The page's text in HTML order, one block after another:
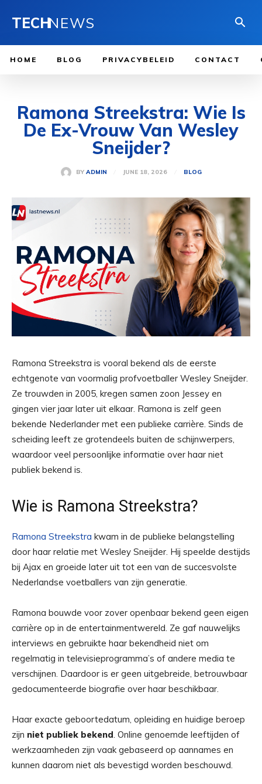
TECHNEWS
HOME BLOG PRIVACYBELEID CONTACT
Ramona Streekstra: Wie Is
De Ex-Vrouw Van Wesley
Sneijder?
BY ADMIN JUNE 18, 2026 BLOG
Ramona Streekstra is vooral bekend als de eerste
echtgenote van voormalig profvoetballer Wesley Sneijder.
Ze trouwden in 2005, kregen samen zoon Jessey en
gingen vier jaar later uit elkaar. Ramona is zelf geen
bekende Nederlander met een publieke carrière. Sinds de
scheiding leeft ze grotendeels buiten de schijnwerpers,
waardoor veel persoonlijke informatie over haar niet
publiek bekend is.
Wie is Ramona Streekstra?
Ramona Streekstra kwam in de publieke belangstelling
door haar relatie met Wesley Sneijder. Hij speelde destijds
bij Ajax en groeide later uit tot een van de succesvolste
Nederlandse voetballers van zijn generatie.
Ramona bouwde voor zover openbaar bekend geen eigen
carrière op in de entertainmentwereld. Ze gaf nauwelijks
interviews en gebruikte haar bekendheid niet om
regelmatig in televisieprogramma’s of andere media te
verschijnen. Daardoor is er geen uitgebreide, betrouwbaar
gedocumenteerde biografie over haar beschikbaar.
Haar exacte geboortedatum, opleiding en huidige beroep
zijn niet publiek bekend. Online genoemde leeftijden of
werkzaamheden zijn vaak gebaseerd op aannames en
kunnen daarom niet als bevestigd worden beschouwd.